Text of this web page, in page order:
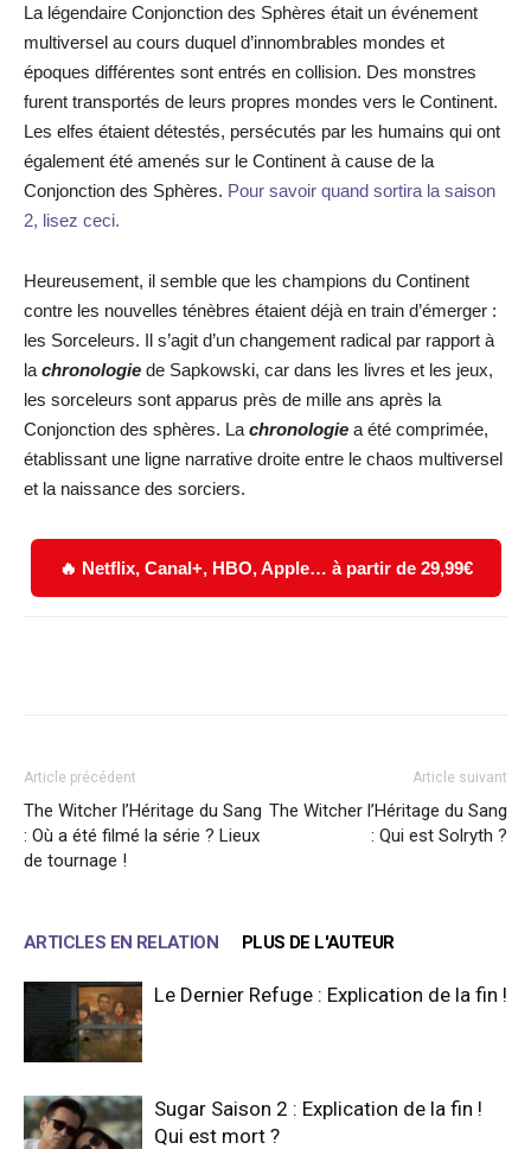
La légendaire Conjonction des Sphères était un événement
multiversel au cours duquel d’innombrables mondes et
époques différentes sont entrés en collision. Des monstres
furent transportés de leurs propres mondes vers le Continent.
Les elfes étaient détestés, persécutés par les humains qui ont
également été amenés sur le Continent à cause de la
Conjonction des Sphères. Pour savoir quand sortira la saison
2, lisez ceci.
Heureusement, il semble que les champions du Continent
contre les nouvelles ténèbres étaient déjà en train d’émerger :
les Sorceleurs. Il s’agit d’un changement radical par rapport à
la chronologie de Sapkowski, car dans les livres et les jeux,
les sorceleurs sont apparus près de mille ans après la
Conjonction des sphères. La chronologie a été comprimée,
établissant une ligne narrative droite entre le chaos multiversel
et la naissance des sorciers.
🔥 Netflix, Canal+, HBO, Apple… à partir de 29,99€
Article précédent
The Witcher l’Héritage du Sang
: Où a été filmé la série ? Lieux
de tournage !
Article suivant
The Witcher l’Héritage du Sang
: Qui est Solryth ?
ARTICLES EN RELATION PLUS DE L'AUTEUR
Le Dernier Refuge : Explication de la fin !
Sugar Saison 2 : Explication de la fin !
Qui est mort ?